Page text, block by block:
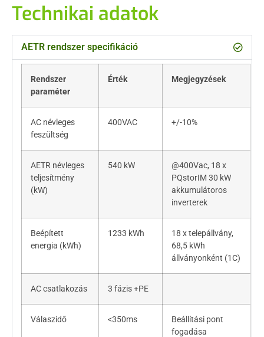
Technikai adatok
AETR rendszer specifikáció
Rendszer
paraméter
Érték Megjegyzések
AC névleges
feszültség
400VAC +/-10%
AETR névleges
teljesítmény
(kW)
540 kW
@400Vac, 18 x
PQstorIM 30 kW
akkumulátoros
inverterek
Beépített
energia (kWh)
1233 kWh
18 x telepállvány,
68,5 kWh
állványonként (1C)
AC csatlakozás 3 fázis +PE
Válaszidő <350ms
Beállítási pont
fogadása